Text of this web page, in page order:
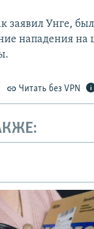
заявил Унге,
нападения на
Читать без VPN